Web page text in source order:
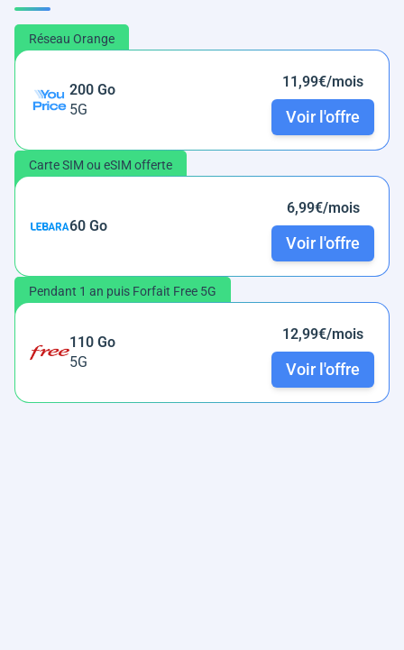
Réseau Orange
200 Go
5G
11,99€/mois
Voir l'offre
Carte SIM ou eSIM offerte
60 Go
6,99€/mois
Voir l'offre
Pendant 1 an puis Forfait Free 5G
110 Go
5G
12,99€/mois
Voir l'offre